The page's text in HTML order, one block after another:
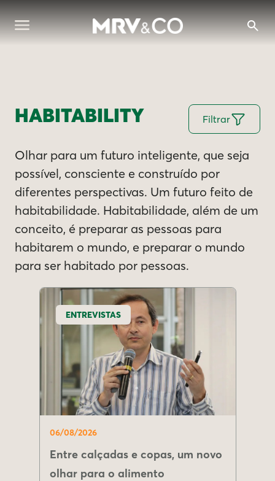
HABITABILITY Filtrar
Olhar para um futuro inteligente, que seja
possível, consciente e construído por
diferentes perspectivas. Um futuro feito de
habitabilidade. Habitabilidade, além de um
conceito, é preparar as pessoas para
habitarem o mundo, e preparar o mundo
para ser habitado por pessoas.
ENTREVISTAS
06/08/2026
Entre calçadas e copas, um novo
olhar para o alimento